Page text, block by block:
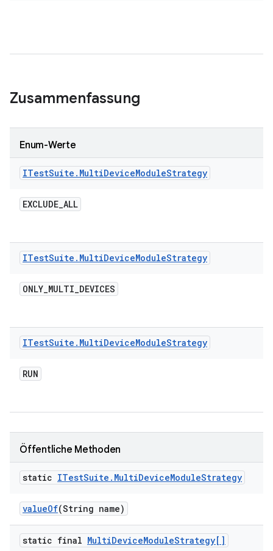
Zusammenfassung
Enum-Werte
ITestSuite . MultiDeviceModuleStrategy
EXCLUDE_ALL
ITestSuite . MultiDeviceModuleStrategy
ONLY_MULTI_DEVICES
ITestSuite . MultiDeviceModuleStrategy
RUN
Öffentliche Methoden
static ITestSuite . MultiDeviceModuleStrategy
valueOf(String name)
static final MultiDeviceModuleStrategy[]